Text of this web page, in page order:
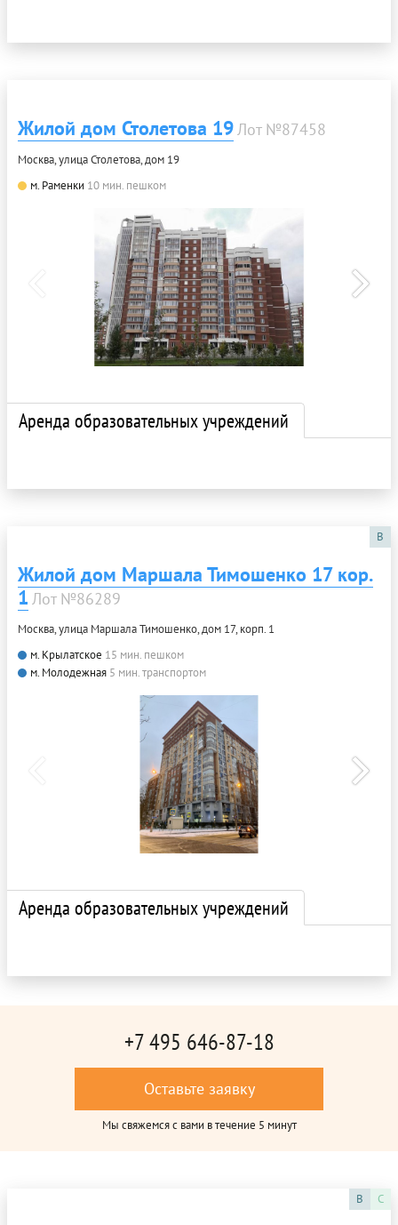
Жилой дом Столетова 19Лот №87458
Москва, улица Столетова, дом 19
м. Раменки 10 мин. пешком
Аренда образовательных учреждений
B
Жилой дом Маршала Тимошенко 17 кор.
1 Лот №86289
Москва, улица Маршала Тимошенко, дом 17, корп. 1
м. Крылатское 15 мин. пешком
м. Молодежная 5 мин. транспортом
Аренда образовательных учреждений
+7 495 646-87-18
Оставьте заявку
Мы свяжемся с вами в течение 5 минут
B C